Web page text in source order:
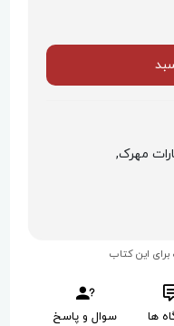
مهرک,
این کتاب
ها سوال و پاسخ